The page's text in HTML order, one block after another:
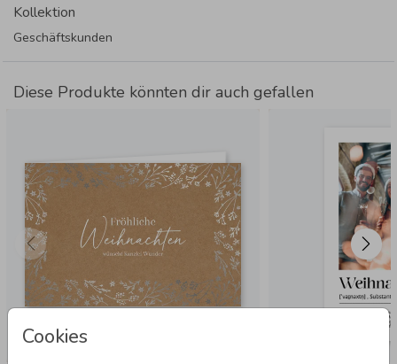
Cookies
Kollektion
Geschäftskunden
Diese Produkte könnten dir auch gefallen